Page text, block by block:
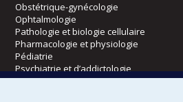
Obstétrique-gynécologie
Ophtalmologie
Pathologie et biologie cellulaire
Pharmacologie et physiologie
Pédiatrie
Psychiatrie et d’addictologie
Radiologie, radio-oncologie et